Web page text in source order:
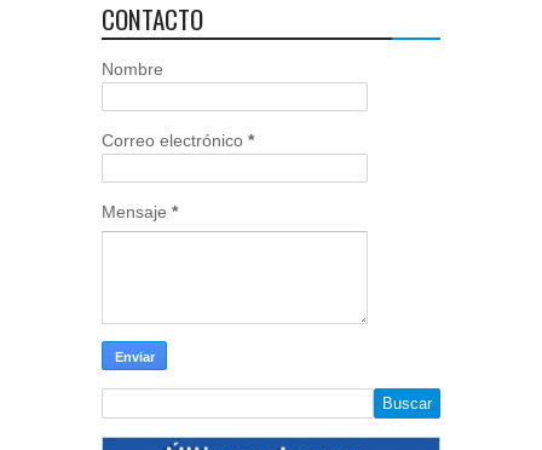
CONTACTO
Nombre
Correo electrónico *
Mensaje *